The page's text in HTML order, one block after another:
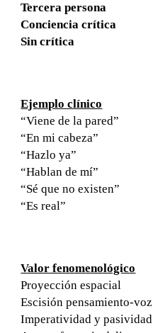
Tercera persona
Conciencia crítica
Sin crítica
Ejemplo clínico
“Viene de la pared”
“En mi cabeza”
“Hazlo ya”
“Hablan de mí”
“Sé que no existen”
“Es real”
Valor fenomenológico
Proyección espacial
Escisión pensamiento-voz
Imperatividad y pasividad